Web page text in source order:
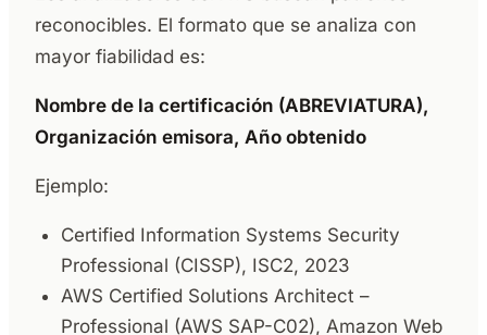
reconocibles. El formato que se analiza con
mayor fiabilidad es:
Nombre de la certificación (ABREVIATURA),
Organización emisora, Año obtenido
Ejemplo:
Certified Information Systems Security
Professional (CISSP), ISC2, 2023
AWS Certified Solutions Architect –
Professional (AWS SAP-C02), Amazon Web